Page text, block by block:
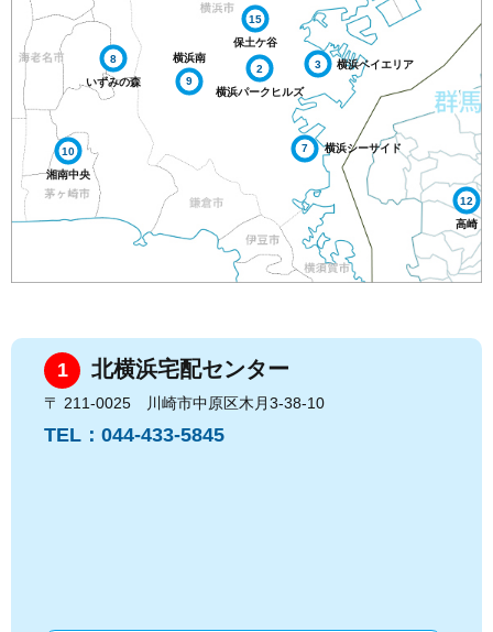
2
横浜パークヒルズ
3 横浜ベイエリア
7 横浜シーサイド
8
いずみの森
9
横浜南
10
湘南中央
12
高崎
15
保土ケ谷
1 北横浜宅配センター
〒 211-0025 川崎市中原区木月3-38-10
TEL：044-433-5845